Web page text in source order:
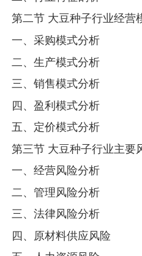
第二节 大豆种子行业经营
一、采购模式分析
二、生产模式分析
三、销售模式分析
四、盈利模式分析
五、定价模式分析
第三节 大豆种子行业主要
一、经营风险分析
二、管理风险分析
三、法律风险分析
四、原材料供应风险